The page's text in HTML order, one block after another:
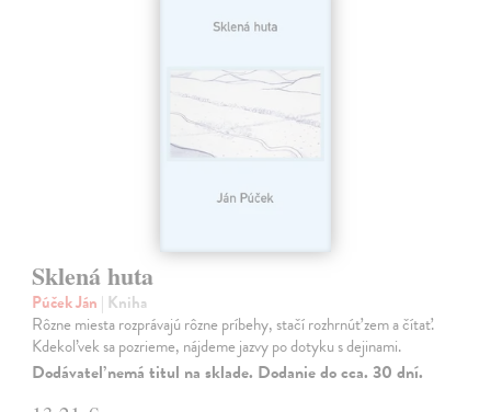
Sklená huta
Púček Ján | Kniha
Rôzne miesta rozprávajú rôzne príbehy, stačí rozhrnúť zem a čítať.
Kdekoľvek sa pozrieme, nájdeme jazvy po dotyku s dejinami.
Dodávateľ nemá titul na sklade. Dodanie do cca. 30 dní.